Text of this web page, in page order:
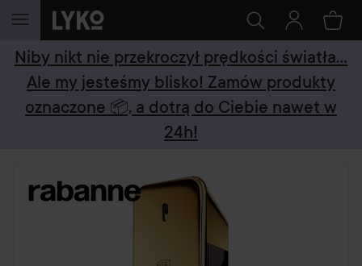
PRZEJDŹ DO TREŚCI
Niby nikt nie przekroczył prędkości światła...
Ale my jesteśmy blisko! Zamów produkty
oznaczone 📦, a dotrą do Ciebie nawet w
24h!
POMIŃ SEKCJĘ